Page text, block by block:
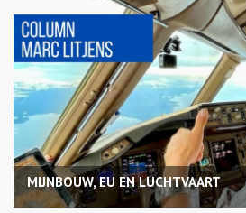
MIJNBOUW, EU EN LUCHTVAART